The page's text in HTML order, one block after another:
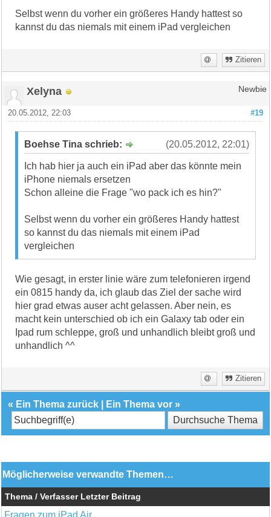
Selbst wenn du vorher ein größeres Handy hattest so
kannst du das niemals mit einem iPad vergleichen
Zitieren
Xelyna Newbie
#19
20.05.2012, 22:03
(20.05.2012, 22:01)
Boehse Tina schrieb:
Ich hab hier ja auch ein iPad aber das könnte mein
iPhone niemals ersetzen
Schon alleine die Frage "wo pack ich es hin?"
Selbst wenn du vorher ein größeres Handy hattest
so kannst du das niemals mit einem iPad
vergleichen
Wie gesagt, in erster linie wäre zum telefonieren irgend
ein 0815 handy da, ich glaub das Ziel der sache wird
hier grad etwas auser acht gelassen. Aber nein, es
macht kein unterschied ob ich ein Galaxy tab oder ein
Ipad rum schleppe, groß und unhandlich bleibt groß und
unhandlich ^^
Zitieren
« Ein Thema zurück Ein Thema vor »
Möglicherweise verwandte Themen…
Thema / Verfasser Letzter Beitrag
Fragen zum iPad Air